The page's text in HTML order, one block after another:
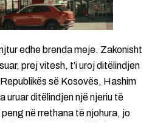
edhe brenda meje. Zakonisht
prej vitesh, t’i uroj ditëlindjen
së Kosovës, Hashim
uruar ditëlindjen një njeriu të
në rrethana të njohura, jo